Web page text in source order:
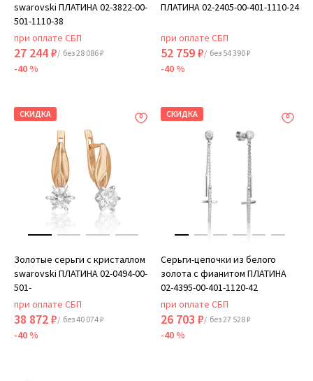
swarovski ПЛАТИНА 02-3822-00-
501-1110-38
при оплате СБП
27 244 ₽/ без 28 086 ₽
-40 %
ПЛАТИНА 02-2405-00-401-1110-24
при оплате СБП
52 759 ₽/ без 54 390 ₽
-40 %
СКИДКА
Золотые серьги с кристаллом
swarovski ПЛАТИНА 02-0494-00-
501-
при оплате СБП
38 872 ₽/ без 40 074 ₽
-40 %
СКИДКА
Серьги-цепочки из белого
золота с фианитом ПЛАТИНА
02-4395-00-401-1120-42
при оплате СБП
26 703 ₽/ без 27 528 ₽
-40 %